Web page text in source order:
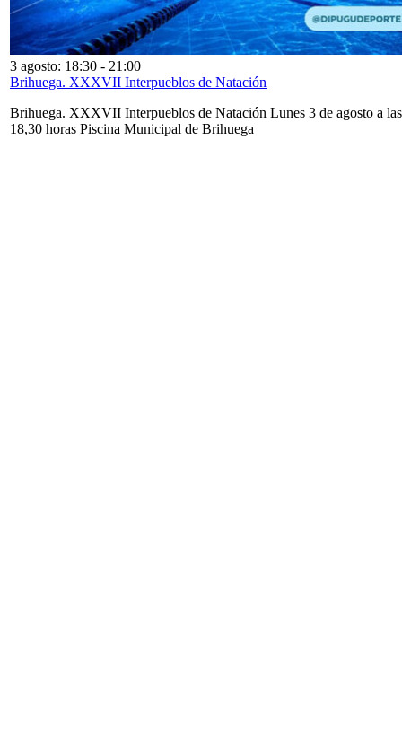
3 agosto: 18:30 - 21:00
Brihuega. XXXVII Interpueblos de Natación
Brihuega. XXXVII Interpueblos de Natación Lunes 3 de agosto a las
18,30 horas Piscina Municipal de Brihuega